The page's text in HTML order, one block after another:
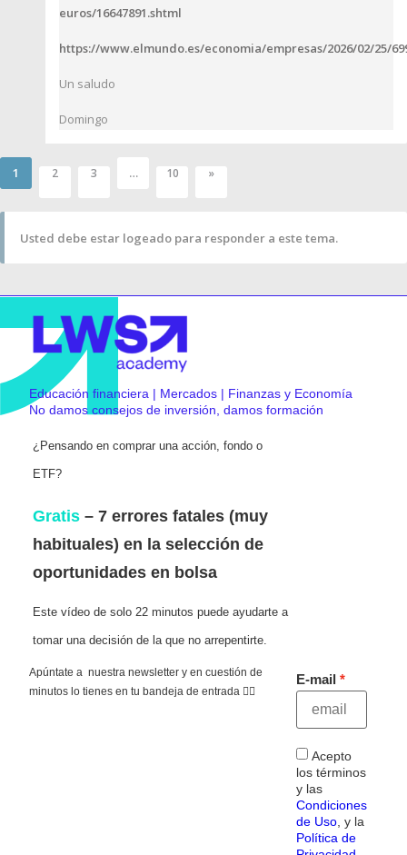
euros/16647891.shtml
https://www.elmundo.es/economia/empresas/2026/02/25/
Un saludo
Domingo
1 2 3 … 10 »
Usted debe estar logeado para responder a este tema.
Educación financiera | Mercados | Finanzas y Economía
No damos consejos de inversión, damos formación
¿Pensando en comprar una acción, fondo o
ETF?
Gratis – 7 errores fatales (muy
habituales) en la selección de
oportunidades en bolsa
Este vídeo de solo 22 minutos puede ayudarte a
tomar una decisión de la que no arrepentirte.
Apúntate a nuestra newsletter y en cuestión de
minutos lo tienes en tu bandeja de entrada 👇🏻
E-mail
Acepto
los términos
y las
Condiciones
de Uso , y la
Política de